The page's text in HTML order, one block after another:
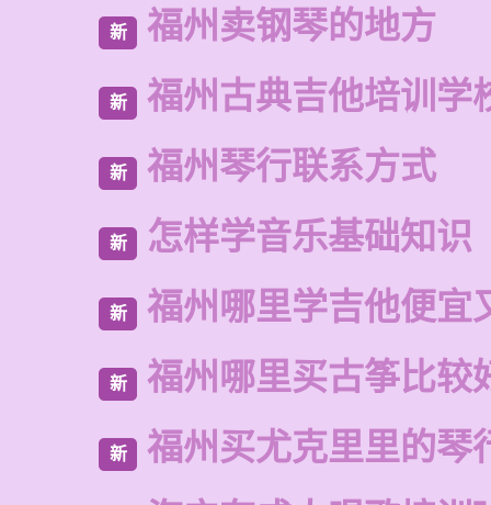
新 福州卖钢琴的地方
新 福州古典吉他培训学
新 福州琴行联系方式
新 怎样学音乐基础知识
新 福州哪里学吉他便宜
新 福州哪里买古筝比较
新
福州买尤克里里的琴